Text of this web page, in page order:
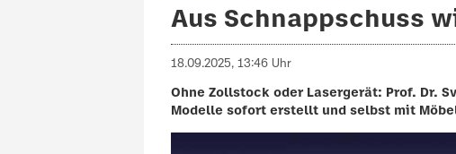
Aus Schnappschuss
18.09.2025, 13:46 Uhr
Ohne Zollstock oder Lasergerät: Prof. Dr.
Modelle sofort erstellt und selbst mit